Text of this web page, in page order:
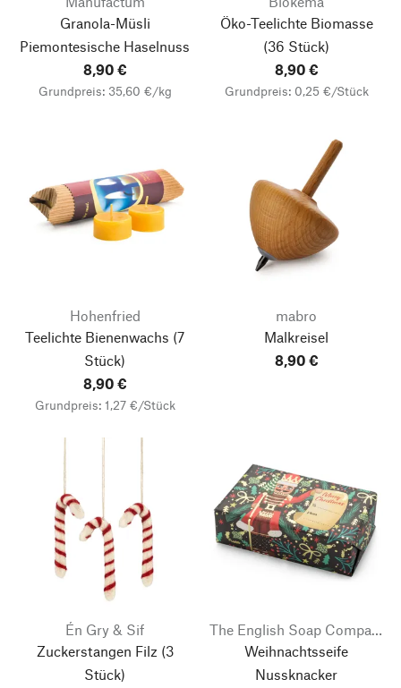
Granola-Müsli
Piemontesische Haselnuss
8,90 €
Grundpreis: 35,60 €/kg
Öko-Teelichte Biomasse
(36 Stück)
8,90 €
Grundpreis: 0,25 €/Stück
Hohenfried
Teelichte Bienenwachs (7
Stück)
8,90 €
Grundpreis: 1,27 €/Stück
mabro
Malkreisel
8,90 €
Én Gry & Sif
Zuckerstangen Filz (3
Stück)
The English Soap Company
Weihnachtsseife
Nussknacker